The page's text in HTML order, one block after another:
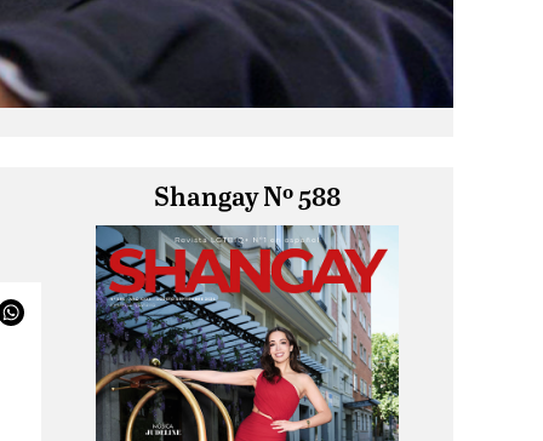
Shangay Nº 588